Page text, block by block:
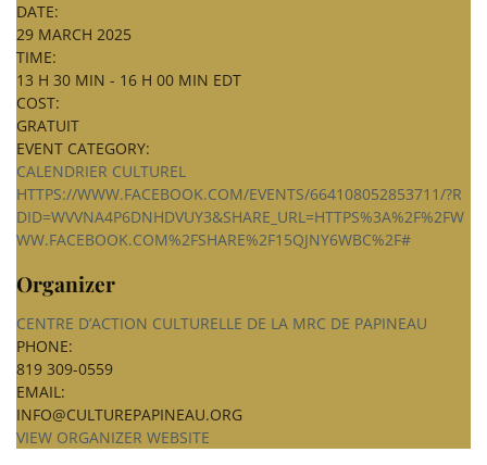
DATE:
29 MARCH 2025
TIME:
13 H 30 MIN - 16 H 00 MIN EDT
COST:
GRATUIT
EVENT CATEGORY:
CALENDRIER CULTUREL
HTTPS://WWW.FACEBOOK.COM/EVENTS/664108052853711/?R
DID=WVVNA4P6DNHDVUY3&SHARE_URL=HTTPS%3A%2F%2FW
WW.FACEBOOK.COM%2FSHARE%2F15QJNY6WBC%2F#
Organizer
CENTRE D’ACTION CULTURELLE DE LA MRC DE PAPINEAU
PHONE:
819 309-0559
EMAIL:
INFO@CULTUREPAPINEAU.ORG
VIEW ORGANIZER WEBSITE